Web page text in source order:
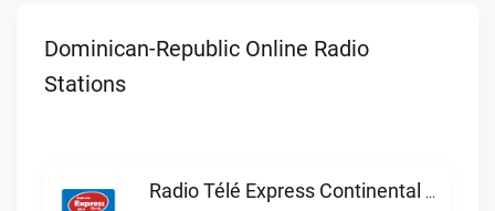
Dominican-Republic Online Radio
Stations
Radio Télé Express Continental Live